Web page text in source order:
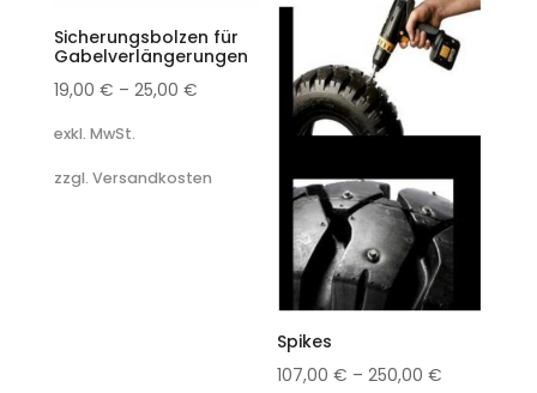
Sicherungsbolzen für
Gabelverlängerungen
19,00 € – 25,00 €
exkl. MwSt.
zzgl. Versandkosten
Spikes
107,00€ –250,00€